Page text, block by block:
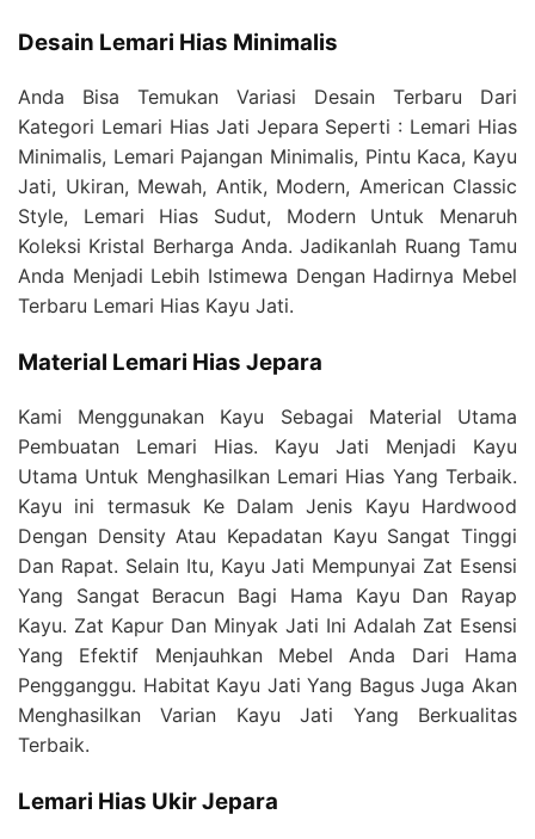
Desain Lemari Hias Minimalis
Anda Bisa Temukan Variasi Desain Terbaru Dari
Kategori Lemari Hias Jati Jepara Seperti : Lemari Hias
Minimalis, Lemari Pajangan Minimalis, Pintu Kaca, Kayu
Jati, Ukiran, Mewah, Antik, Modern, American Classic
Style, Lemari Hias Sudut, Modern Untuk Menaruh
Koleksi Kristal Berharga Anda. Jadikanlah Ruang Tamu
Anda Menjadi Lebih Istimewa Dengan Hadirnya Mebel
Terbaru Lemari Hias Kayu Jati.
Material Lemari Hias Jepara
Kami Menggunakan Kayu Sebagai Material Utama
Pembuatan Lemari Hias. Kayu Jati Menjadi Kayu
Utama Untuk Menghasilkan Lemari Hias Yang Terbaik.
Kayu ini termasuk Ke Dalam Jenis Kayu Hardwood
Dengan Density Atau Kepadatan Kayu Sangat Tinggi
Dan Rapat. Selain Itu, Kayu Jati Mempunyai Zat Esensi
Yang Sangat Beracun Bagi Hama Kayu Dan Rayap
Kayu. Zat Kapur Dan Minyak Jati Ini Adalah Zat Esensi
Yang Efektif Menjauhkan Mebel Anda Dari Hama
Pengganggu. Habitat Kayu Jati Yang Bagus Juga Akan
Menghasilkan Varian Kayu Jati Yang Berkualitas
Terbaik.
Lemari Hias Ukir Jepara